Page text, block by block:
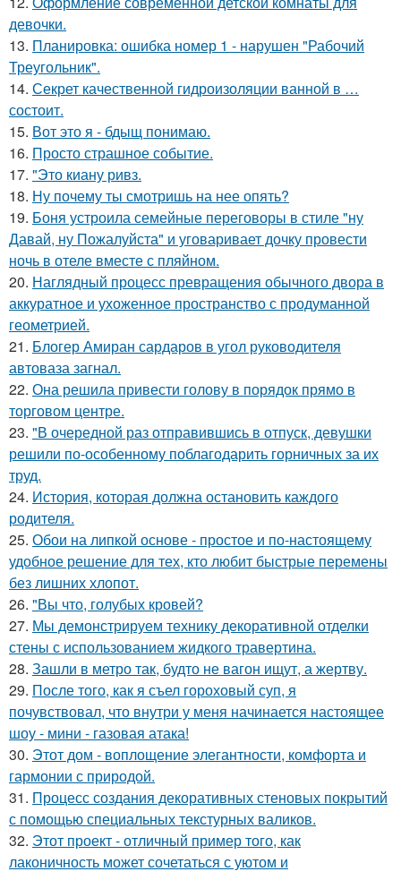
девочки.
13. Планировка: ошибка номер 1 - нарушен "Рабочий
Треугольник".
14. Секрет качественной гидроизоляции ванной в …
состоит.
15. Вот это я - бдыщ понимаю.
16. Просто страшное событие.
17. "Это киану ривз.
18. Ну почему ты смотришь на нее опять?
19. Боня устроила семейные переговоры в стиле "ну
Давай, ну Пожалуйста" и уговаривает дочку провести
ночь в отеле вместе с пляйном.
20. Наглядный процесс превращения обычного двора в
аккуратное и ухоженное пространство с продуманной
геометрией.
21. Блогер Амиран сардаров в угол руководителя
автоваза загнал.
22. Она решила привести голову в порядок прямо в
торговом центре.
23. "В очередной раз отправившись в отпуск, девушки
решили по-особенному поблагодарить горничных за их
труд.
24. История, которая должна остановить каждого
родителя.
25. Обои на липкой основе - простое и по-настоящему
удобное решение для тех, кто любит быстрые перемены
без лишних хлопот.
26. "Вы что, голубых кровей?
27. Мы демонстрируем технику декоративной отделки
стены с использованием жидкого травертина.
28. Зашли в метро так, будто не вагон ищут, а жертву.
29. После того, как я съел гороховый суп, я
почувствовал, что внутри у меня начинается настоящее
шоу - мини - газовая атака!
30. Этот дом - воплощение элегантности, комфорта и
гармонии с природой.
31. Процесс создания декоративных стеновых покрытий
с помощью специальных текстурных валиков.
32. Этот проект - отличный пример того, как
лаконичность может сочетаться с уютом и